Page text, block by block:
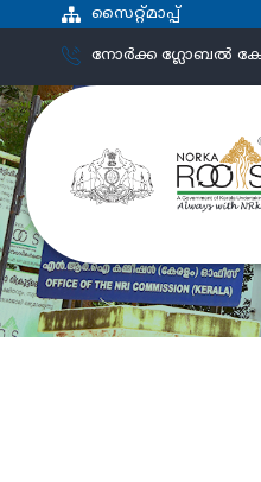
സൈറ്റ്മാപ്പ്
നോർക്ക ഗ്ലോബൽ